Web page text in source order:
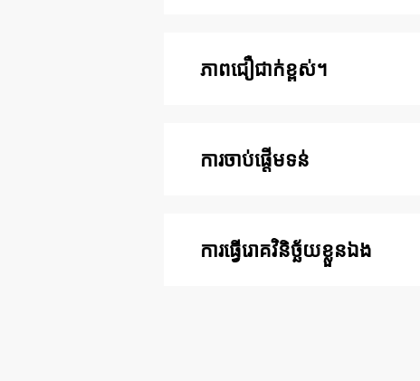
ភាពជឿជាក់ខ្ពស់។
ការចាប់ផ្តើមទន់
ការធ្វើរោគវិនិច្ឆ័យខ្លួនឯង